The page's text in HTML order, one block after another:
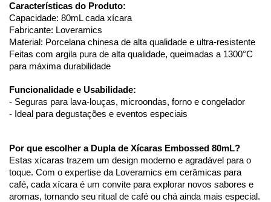
Características do Produto:
Capacidade: 80mL cada xícara
Fabricante: Loveramics
Material: Porcelana chinesa de alta qualidade e ultra-resistente
Feitas com argila pura de alta qualidade, queimadas a 1300°C
para máxima durabilidade
Funcionalidade e Usabilidade:
- Seguras para lava-louças, microondas, forno e congelador
- Ideal para degustações e eventos especiais
Por que escolher a Dupla de Xícaras Embossed 80mL?
Estas xícaras trazem um design moderno e agradável para o
toque. Com o expertise da Loveramics em cerâmicas para
café, cada xícara é um convite para explorar novos sabores e
aromas, tornando seu ritual de café ou chá ainda mais especial.